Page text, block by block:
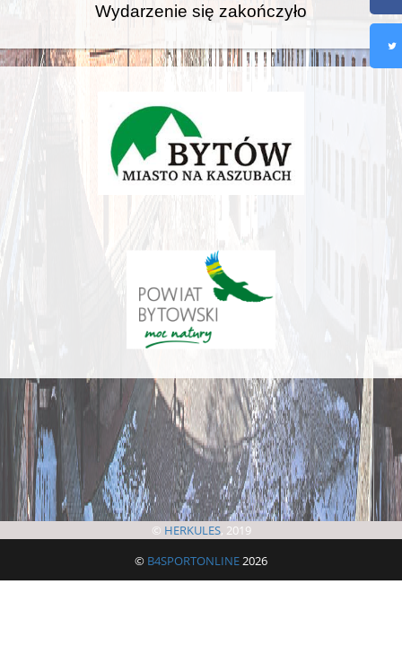
Wydarzenie się zakończyło
© HERKULES, 2019
© B4SPORTONLINE2026